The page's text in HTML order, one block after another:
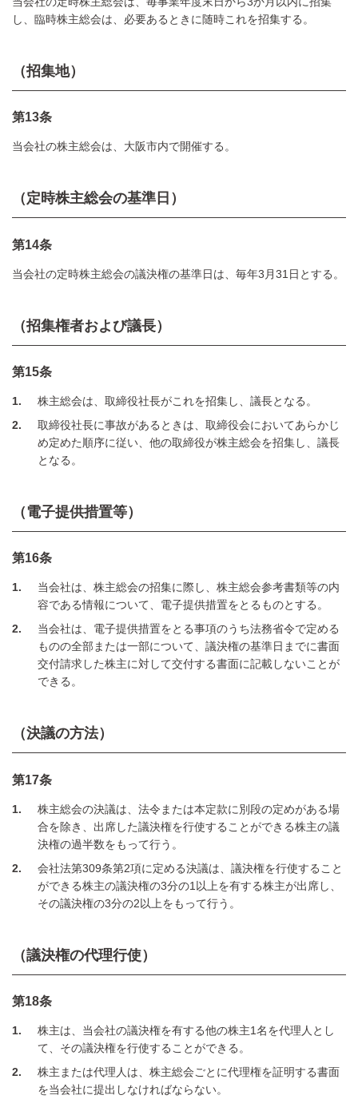
し、臨時株主総会は、必要あるときに随時これを招集する。
（招集地）
第13条
当会社の株主総会は、大阪市内で開催する。
（定時株主総会の基準日）
第14条
当会社の定時株主総会の議決権の基準日は、毎年3月31日とする。
（招集権者および議長）
第15条
1
株主総会は、取締役社長がこれを招集し、議長となる。
2
取締役社長に事故があるときは、取締役会においてあらかじ
め定めた順序に従い、他の取締役が株主総会を招集し、議長
となる。
（電子提供措置等）
第16条
1
当会社は、株主総会の招集に際し、株主総会参考書類等の内
容である情報について、電子提供措置をとるものとする。
2
当会社は、電子提供措置をとる事項のうち法務省令で定める
ものの全部または一部について、議決権の基準日までに書面
交付請求した株主に対して交付する書面に記載しないことが
できる。
（決議の方法）
第17条
1
株主総会の決議は、法令または本定款に別段の定めがある場
合を除き、出席した議決権を行使することができる株主の議
決権の過半数をもって行う。
2
会社法第309条第2項に定める決議は、議決権を行使すること
ができる株主の議決権の3分の1以上を有する株主が出席し、
その議決権の3分の2以上をもって行う。
（議決権の代理行使）
第18条
1
株主は、当会社の議決権を有する他の株主1名を代理人とし
て、その議決権を行使することができる。
2
株主または代理人は、株主総会ごとに代理権を証明する書面
を当会社に提出しなければならない。